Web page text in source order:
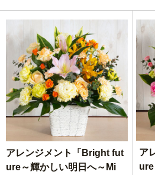
アレンジメント「Bright fut
ure～輝かしい明日へ～Mi
ア